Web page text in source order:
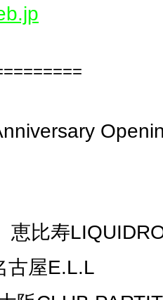
比寿
古屋E.L.L